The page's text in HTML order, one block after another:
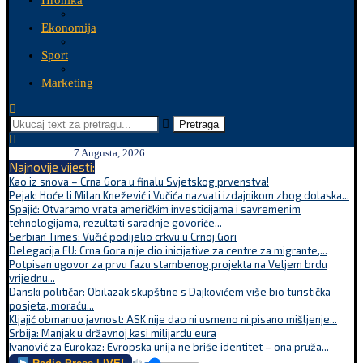
Ekonomija
Sport
Marketing
Pretraga
7 Augusta, 2026
Najnovije vijesti:
Kao iz snova – Crna Gora u finalu Svjetskog prvenstva!
Pejak: Hoće li Milan Knežević i Vučića nazvati izdajnikom zbog dolaska...
Spajić: Otvaramo vrata američkim investicijama i savremenim
tehnologijama, rezultati saradnje govoriće...
Serbian Times: Vučić podijelio crkvu u Crnoj Gori
Delegacija EU: Crna Gora nije dio inicijative za centre za migrante,...
Potpisan ugovor za prvu fazu stambenog projekta na Veljem brdu
vrijednu...
Danski političar: Obilazak skupštine s Dajkovićem više bio turistička
posjeta, moraću...
Kljajić obmanuo javnost: ASK nije dao ni usmeno ni pisano mišljenje...
Srbija: Manjak u državnoj kasi milijardu eura
Ivanović za Eurokaz: Evropska unija ne briše identitet – ona pruža...